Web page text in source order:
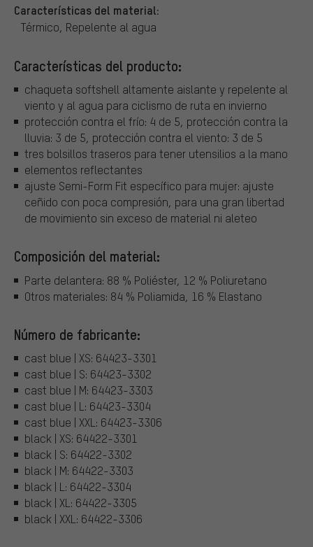
Características del material:
Térmico, Repelente al agua
Características del producto:
chaqueta softshell altamente aislante y repelente al
viento y al agua para ciclismo de ruta en invierno
protección contra el frío: 4 de 5, protección contra la
lluvia: 3 de 5, protección contra el viento: 3 de 5
tres bolsillos traseros para tener utensilios a la mano
elementos reflectantes
ajuste Semi-Form Fit específico para mujer: ajuste
ceñido con poca compresión, para una gran libertad
de movimiento sin exceso de material ni aleteo
Composición del material:
Parte delantera: 88 % Poliéster, 12 % Poliuretano
Otros materiales: 84 % Poliamida, 16 % Elastano
Número de fabricante:
cast blue | XS: 64423-3301
cast blue | S: 64423-3302
cast blue | M: 64423-3303
cast blue | L: 64423-3304
cast blue | XXL: 64423-3306
black | XS: 64422-3301
black | S: 64422-3302
black | M: 64422-3303
black | L: 64422-3304
black | XL: 64422-3305
black | XXL: 64422-3306